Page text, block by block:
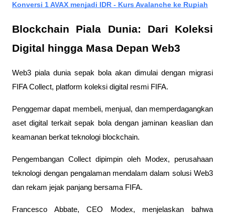
Konversi 1 AVAX menjadi IDR - Kurs Avalanche ke Rupiah
Blockchain Piala Dunia: Dari Koleksi
Digital hingga Masa Depan Web3
Web3 piala dunia sepak bola akan dimulai dengan migrasi
FIFA Collect, platform koleksi digital resmi FIFA.
Penggemar dapat membeli, menjual, dan memperdagangkan
aset digital terkait sepak bola dengan jaminan keaslian dan
keamanan berkat teknologi blockchain.
Pengembangan Collect dipimpin oleh Modex, perusahaan
teknologi dengan pengalaman mendalam dalam solusi Web3
dan rekam jejak panjang bersama FIFA.
Francesco Abbate, CEO Modex, menjelaskan bahwa